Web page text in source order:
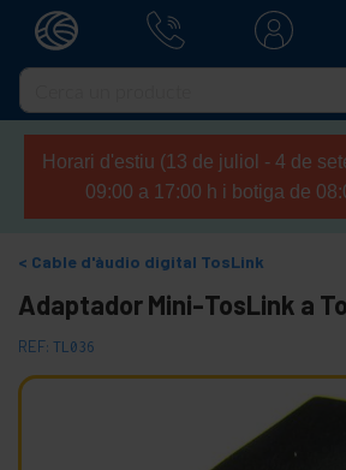
Horari d'estiu (13 de juliol - 4 de
09:00 a 17:00 h i botiga de
Cable d'àudio digital TosLink
Adaptador Mini-TosLink a
REF: TL036